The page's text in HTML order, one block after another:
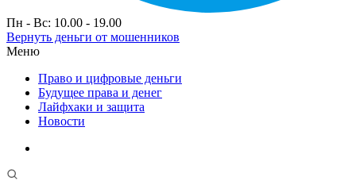
Пн - Вс: 10.00 - 19.00
Вернуть деньги от мошенников
Меню
Право и цифровые деньги
Будущее права и денег
Лайфхаки и защита
Новости